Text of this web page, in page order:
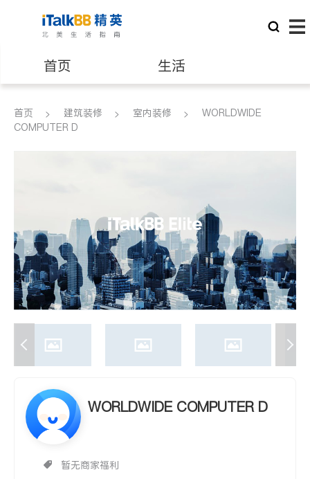
首页 生活
医生 律师
养老 非盈利组织
首页 建筑装修 室内装修
WORLDWIDE
COMPUTER D
WORLDWIDE COMPUTER D
暂无商家福利